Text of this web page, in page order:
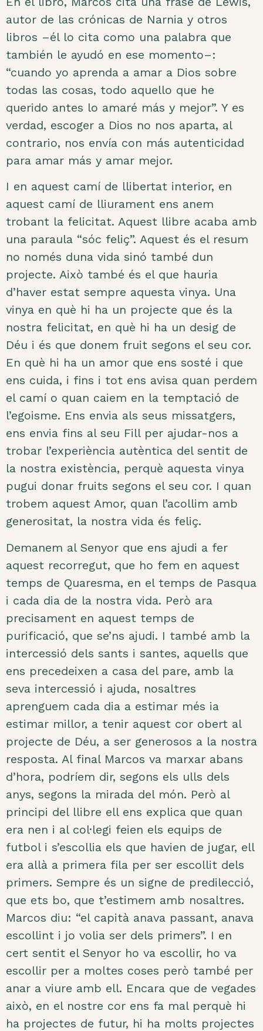
autor de las crónicas de Narnia y otros
libros –él lo cita como una palabra que
también le ayudó en ese momento–:
“cuando yo aprenda a amar a Dios sobre
todas las cosas, todo aquello que he
querido antes lo amaré más y mejor”. Y es
verdad, escoger a Dios no nos aparta, al
contrario, nos envía con más autenticidad
para amar más y amar mejor.
I en aquest camí de llibertat interior, en
aquest camí de lliurament ens anem
trobant la felicitat. Aquest llibre acaba amb
una paraula “sóc feliç”. Aquest és el resum
no només duna vida sinó també dun
projecte. Això també és el que hauria
d’haver estat sempre aquesta vinya. Una
vinya en què hi ha un projecte que és la
nostra felicitat, en què hi ha un desig de
Déu i és que donem fruit segons el seu cor.
En què hi ha un amor que ens sosté i que
ens cuida, i fins i tot ens avisa quan perdem
el camí o quan caiem en la temptació de
l’egoisme. Ens envia als seus missatgers,
ens envia fins al seu Fill per ajudar-nos a
trobar l’experiència autèntica del sentit de
la nostra existència, perquè aquesta vinya
pugui donar fruits segons el seu cor. I quan
trobem aquest Amor, quan l’acollim amb
generositat, la nostra vida és feliç.
Demanem al Senyor que ens ajudi a fer
aquest recorregut, que ho fem en aquest
temps de Quaresma, en el temps de Pasqua
i cada dia de la nostra vida. Però ara
precisament en aquest temps de
purificació, que se’ns ajudi. I també amb la
intercessió dels sants i santes, aquells que
ens precedeixen a casa del pare, amb la
seva intercessió i ajuda, nosaltres
aprenguem cada dia a estimar més ia
estimar millor, a tenir aquest cor obert al
projecte de Déu, a ser generosos a la nostra
resposta. Al final Marcos va marxar abans
d’hora, podríem dir, segons els ulls dels
anys, segons la mirada del món. Però al
principi del llibre ell ens explica que quan
era nen i al col·legi feien els equips de
futbol i s’escollia els que havien de jugar, ell
era allà a primera fila per ser escollit dels
primers. Sempre és un signe de predilecció,
que ets bo, que t’estimem amb nosaltres.
Marcos diu: “el capità anava passant, anava
escollint i jo volia ser dels primers”. I en
cert sentit el Senyor ho va escollir, ho va
escollir per a moltes coses però també per
anar a viure amb ell. Encara que de vegades
això, en el nostre cor ens fa mal perquè hi
ha projectes de futur, hi ha molts projectes